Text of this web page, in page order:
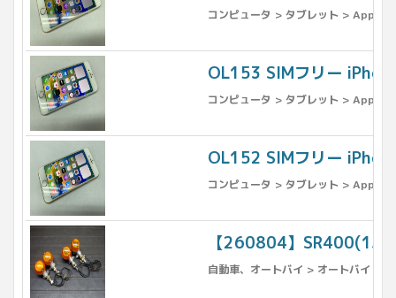
コンピュータ > タブレット > Apple
OL153 SIMフリー
コンピュータ > タブレット > Apple
OL152 SIMフリー
コンピュータ > タブレット > Apple
【260804】
自動車、オートバイ > オートバイ >